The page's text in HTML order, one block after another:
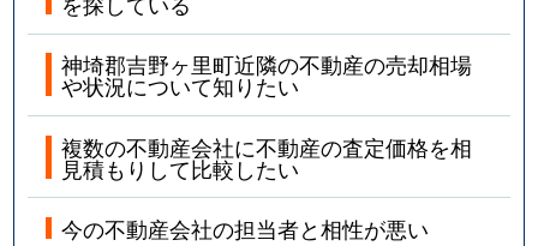
神埼郡吉野ヶ里町近隣の不動産の売却相場
や状況について知りたい
複数の不動産会社に不動産の査定価格を相
見積もりして比較したい
今の不動産会社の担当者と相性が悪い